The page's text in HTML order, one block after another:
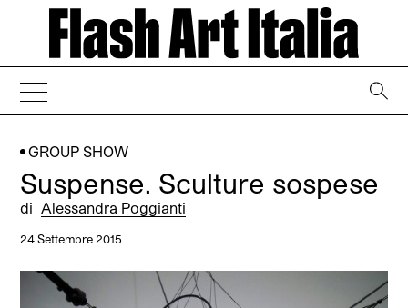
GROUP SHOW
Suspense. Sculture sospese
di Alessandra Poggianti
24 Settembre 2015